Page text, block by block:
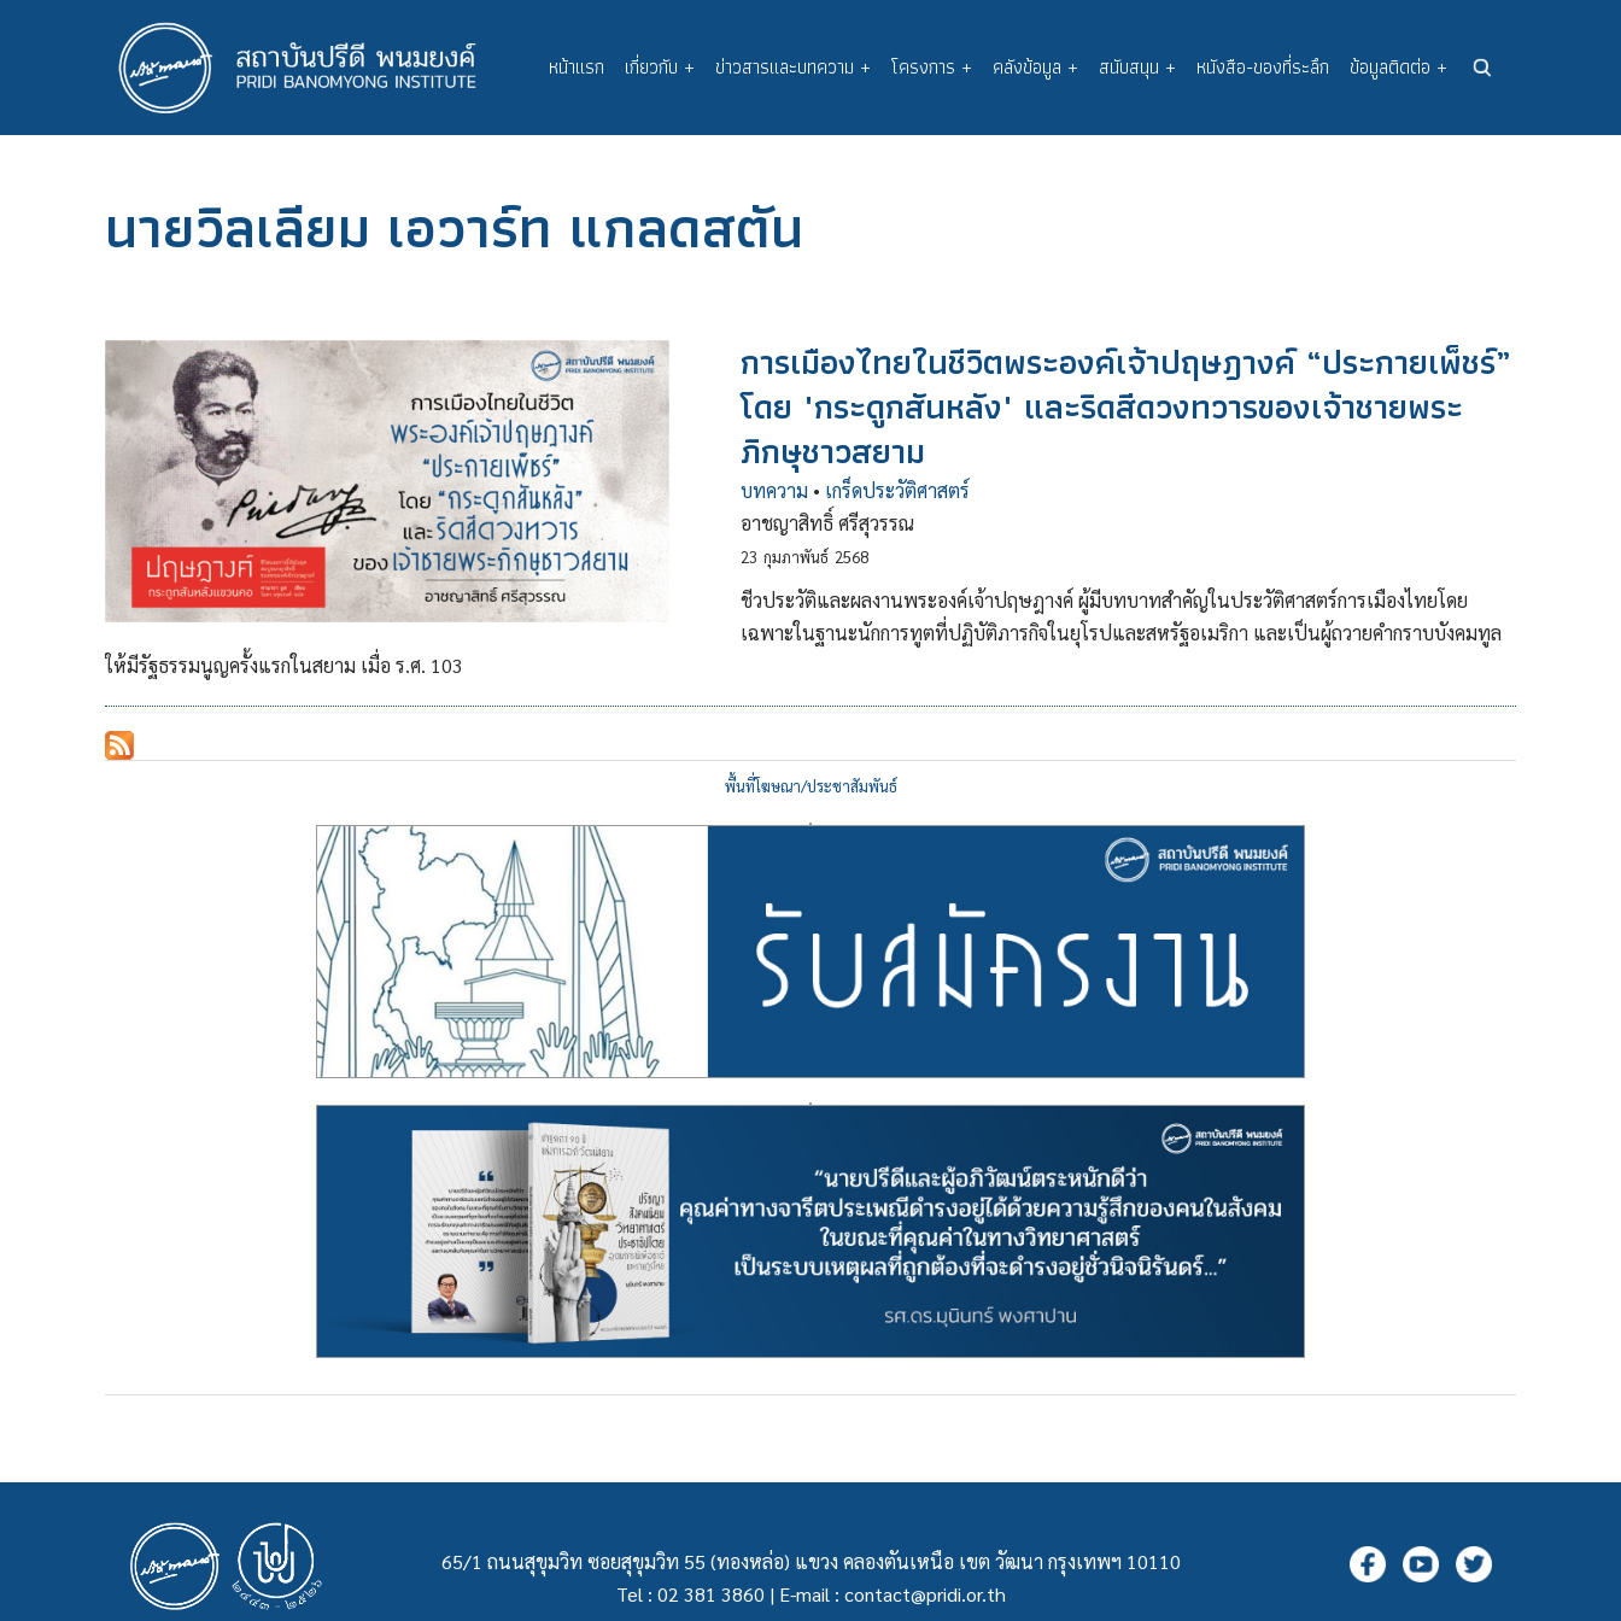
Main
navigation
หน้าแรก เกี่ยวกับ + ข่าวสารและบทความ + โครงการ + คลังข้อมูล + สนับสนุน + หนังสือ-ของที่ระลึก ข้อมูลติดต่อ +
นายวิลเลียม เอวาร์ท แกลดสตัน
การเมืองไทยในชีวิตพระองค์เจ้าปฤษฎางค์ “ประกายเพ็ชร์”
โดย "กระดูกสันหลัง" และริดสีดวงทวารของเจ้าชายพระ
ภิกษุชาวสยาม
บทความ • เกร็ดประวัติศาสตร์
อาชญาสิทธิ์ ศรีสุวรรณ
23 กุมภาพันธ์ 2568
ชีวประวัติและผลงานพระองค์เจ้าปฤษฎางค์ ผู้มีบทบาทสำคัญในประวัติศาสตร์การเมืองไทยโดย
เฉพาะในฐานะนักการทูตที่ปฏิบัติภารกิจในยุโรปและสหรัฐอเมริกา และเป็นผู้ถวายคำกราบบังคมทูล
ให้มีรัฐธรรมนูญครั้งแรกในสยาม เมื่อ ร.ศ. 103
พื้นที่โฆษณา/ประชาสัมพันธ์
65/1 ถนนสุขุมวิท ซอยสุขุมวิท 55 (ทองหล่อ) แขวง คลองตันเหนือ เขต วัฒนา กรุงเทพฯ 10110
Tel : 02 381 3860 | E-mail : contact@pridi.or.th